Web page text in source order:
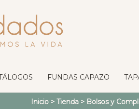
FUNDAS CAPAZO
Inicio> Tienda> Bolsos y